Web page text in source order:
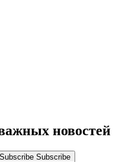
новостей
Subscribe Subscribe